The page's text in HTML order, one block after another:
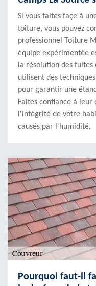
Si vous faites façe à
toiture, vous pouvez
professionnel Toiture
équipe expérimentée
la résolution des
utilisent des
pour garantir une
Faites confiance à
l'intégrité de votre
causés par l'humidité.
Pourquoi faut-il